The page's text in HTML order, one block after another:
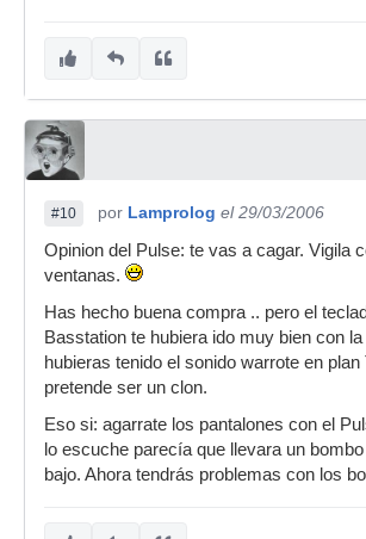
#10 por Lamprolog el 29/03/2006
Opinion del Pulse: te vas a cagar. Vigila
ventanas.
Has hecho buena compra .. pero el
Basstation te hubiera ido muy bien con
hubieras tenido el sonido warrote en
pretende ser un clon.
Eso si: agarrate los pantalones con el
lo escuche parecía que llevara un bombo
bajo. Ahora tendrás problemas con los